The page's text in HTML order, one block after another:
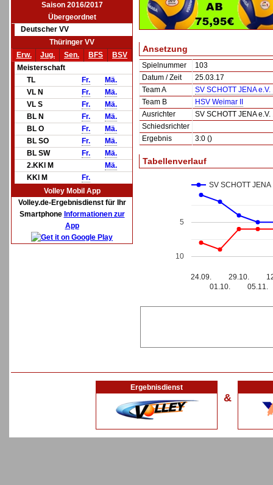
Saison 2016/2017
Übergeordnet
Deutscher VV
Thüringer VV
Erw.
Jug. Sen. BFS
BSV
Meisterschaft
TL
Fr.
Mä.
VL N
Fr.
Mä.
VL S
Fr.
Mä.
BL N
Fr.
Mä.
BL O
Fr.
Mä.
BL SO
Fr.
Mä.
BL SW
Fr.
Mä.
2.KKl M
Mä.
KKl M
Fr.
Volley Mobil App
Volley.de-Ergebnisdienst für Ihr
Smartphone Informationen zur
App
Ansetzung
Spielnummer
103
Datum / Zeit
25.03.17
Team A
SV SCHOTT JENA e.V.
Team B
HSV Weimar II
Ausrichter
SV SCHOTT JENA e.V.
Schiedsrichter
Ergebnis
3:0 ()
Tabellenverlauf
SV SCHOTT JENA
24.09.
01.10.
29.10.
05.11.
5
10
Ergebnisdienst
&